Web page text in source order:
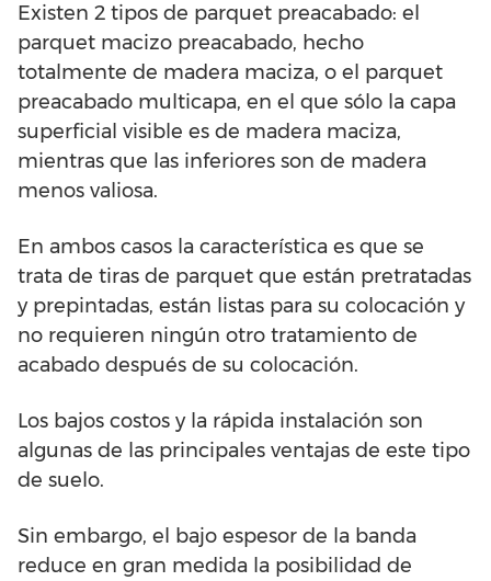
Existen 2 tipos de parquet preacabado: el
parquet macizo preacabado, hecho
totalmente de madera maciza, o el parquet
preacabado multicapa, en el que sólo la capa
superficial visible es de madera maciza,
mientras que las inferiores son de madera
menos valiosa.
En ambos casos la característica es que se
trata de tiras de parquet que están pretratadas
y prepintadas, están listas para su colocación y
no requieren ningún otro tratamiento de
acabado después de su colocación.
Los bajos costos y la rápida instalación son
algunas de las principales ventajas de este tipo
de suelo.
Sin embargo, el bajo espesor de la banda
reduce en gran medida la posibilidad de